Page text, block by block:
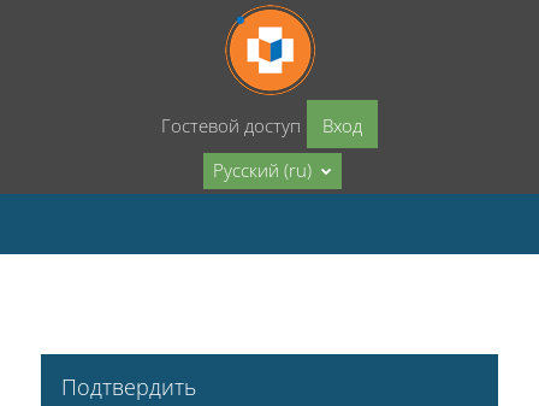
Перейти к основному содержанию
Гостевой доступ
Вход
Русский ‎(ru)‎
Подтвердить